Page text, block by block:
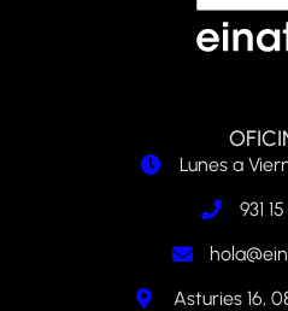
Lunes a
931
Asturies 16,